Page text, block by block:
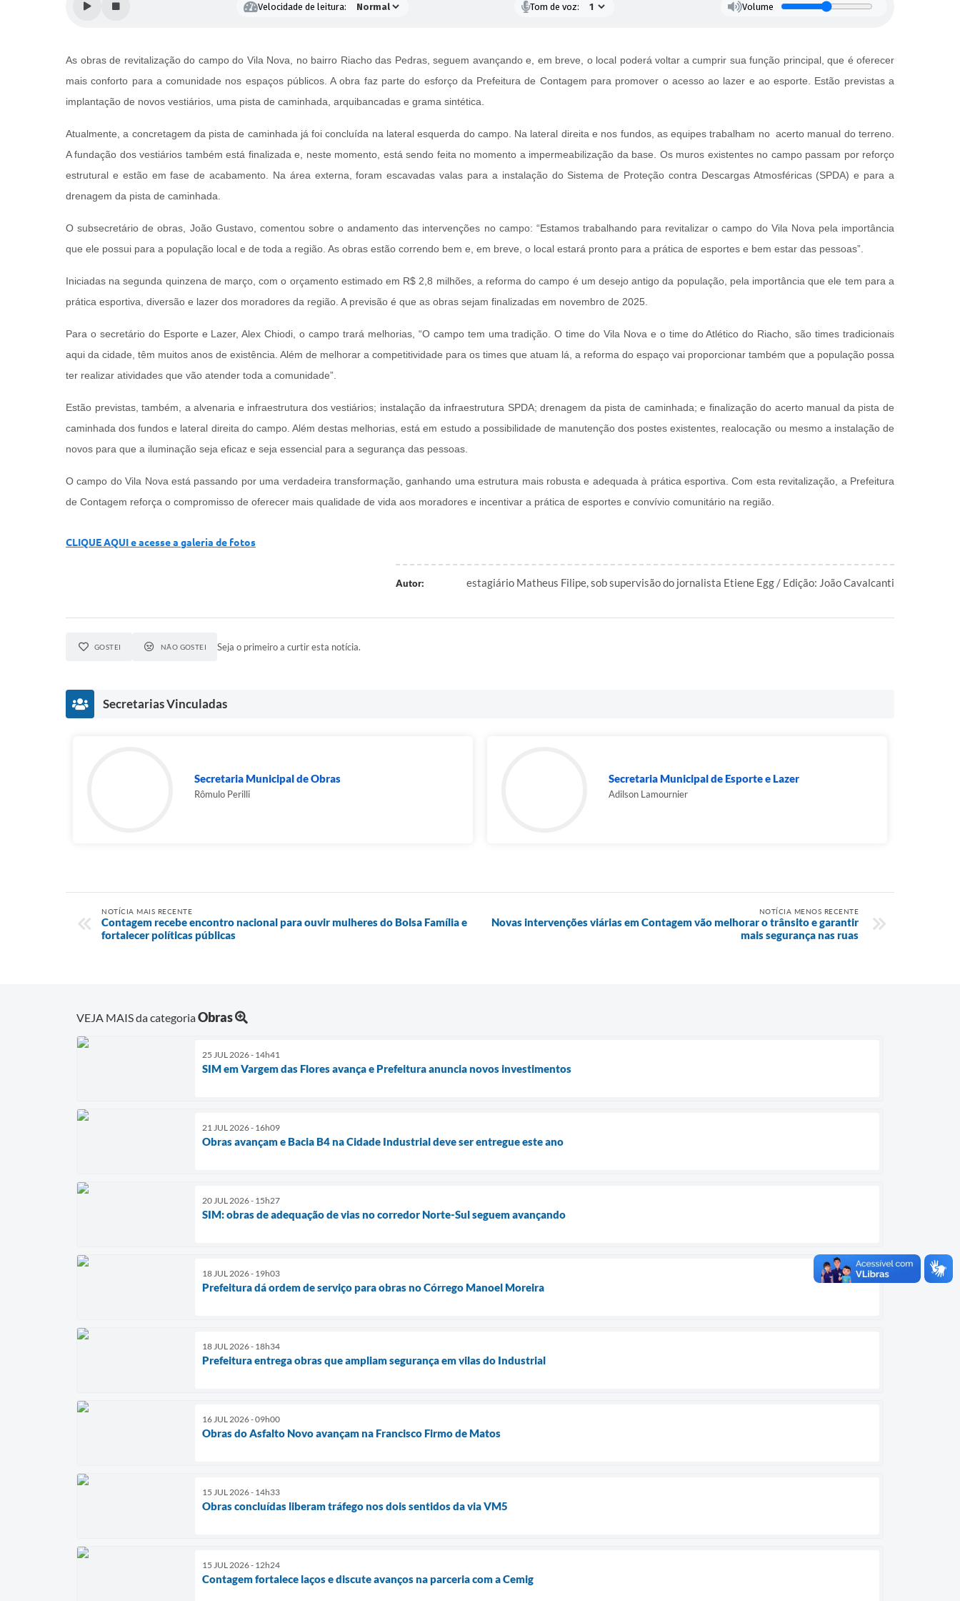
Velocidade de leitura: Tom de voz: Volume
As obras de revitalização do campo do Vila Nova, no bairro Riacho das Pedras, seguem avançando e, em breve, o local poderá voltar a cumprir sua função principal, que é oferecer
mais conforto para a comunidade nos espaços públicos. A obra faz parte do esforço da Prefeitura de Contagem para promover o acesso ao lazer e ao esporte. Estão previstas a
implantação de novos vestiários, uma pista de caminhada, arquibancadas e grama sintética.
Atualmente, a concretagem da pista de caminhada já foi concluída na lateral esquerda do campo. Na lateral direita e nos fundos, as equipes trabalham no acerto manual do terreno.
A fundação dos vestiários também está finalizada e, neste momento, está sendo feita no momento a impermeabilização da base. Os muros existentes no campo passam por reforço
estrutural e estão em fase de acabamento. Na área externa, foram escavadas valas para a instalação do Sistema de Proteção contra Descargas Atmosféricas (SPDA) e para a
drenagem da pista de caminhada.
O subsecretário de obras, João Gustavo, comentou sobre o andamento das intervenções no campo: “Estamos trabalhando para revitalizar o campo do Vila Nova pela importância
que ele possui para a população local e de toda a região. As obras estão correndo bem e, em breve, o local estará pronto para a prática de esportes e bem estar das pessoas”.
Iniciadas na segunda quinzena de março, com o orçamento estimado em R$ 2,8 milhões, a reforma do campo é um desejo antigo da população, pela importância que ele tem para a
prática esportiva, diversão e lazer dos moradores da região. A previsão é que as obras sejam finalizadas em novembro de 2025.
Para o secretário do Esporte e Lazer, Alex Chiodi, o campo trará melhorias, “O campo tem uma tradição. O time do Vila Nova e o time do Atlético do Riacho, são times tradicionais
aqui da cidade, têm muitos anos de existência. Além de melhorar a competitividade para os times que atuam lá, a reforma do espaço vai proporcionar também que a população possa
ter realizar atividades que vão atender toda a comunidade”.
Estão previstas, também, a alvenaria e infraestrutura dos vestiários; instalação da infraestrutura SPDA; drenagem da pista de caminhada; e finalização do acerto manual da pista de
caminhada dos fundos e lateral direita do campo. Além destas melhorias, está em estudo a possibilidade de manutenção dos postes existentes, realocação ou mesmo a instalação de
novos para que a iluminação seja eficaz e seja essencial para a segurança das pessoas.
O campo do Vila Nova está passando por uma verdadeira transformação, ganhando uma estrutura mais robusta e adequada à prática esportiva. Com esta revitalização, a Prefeitura
de Contagem reforça o compromisso de oferecer mais qualidade de vida aos moradores e incentivar a prática de esportes e convívio comunitário na região.
CLIQUE AQUI e acesse a galeria de fotos
Autor: estagiário Matheus Filipe, sob supervisão do jornalista Etiene Egg / Edição: João Cavalcanti
GOSTEI NÃO GOSTEI Seja o primeiro a curtir esta notícia.
Secretarias Vinculadas
Secretaria Municipal de Obras
Rômulo Perilli
Secretaria Municipal de Esporte e Lazer
Adilson Lamournier
NOTÍCIA MAIS RECENTE
Contagem recebe encontro nacional para ouvir mulheres do Bolsa Família e
fortalecer políticas públicas
NOTÍCIA MENOS RECENTE
Novas intervenções viárias em Contagem vão melhorar o trânsito e garantir
mais segurança nas ruas
VEJA MAIS da categoriaObras
25 JUL 2026 - 14h41
SIM em Vargem das Flores avança e Prefeitura anuncia novos investimentos
21 JUL 2026 - 16h09
Obras avançam e Bacia B4 na Cidade Industrial deve ser entregue este ano
20 JUL 2026 - 15h27
SIM: obras de adequação de vias no corredor Norte-Sul seguem avançando
18 JUL 2026 - 19h03
Prefeitura dá ordem de serviço para obras no Córrego Manoel Moreira
18 JUL 2026 - 18h34
Prefeitura entrega obras que ampliam segurança em vilas do Industrial
16 JUL 2026 - 09h00
Obras do Asfalto Novo avançam na Francisco Firmo de Matos
15 JUL 2026 - 14h33
Obras concluídas liberam tráfego nos dois sentidos da via VM5
15 JUL 2026 - 12h24
Contagem fortalece laços e discute avanços na parceria com a Cemig